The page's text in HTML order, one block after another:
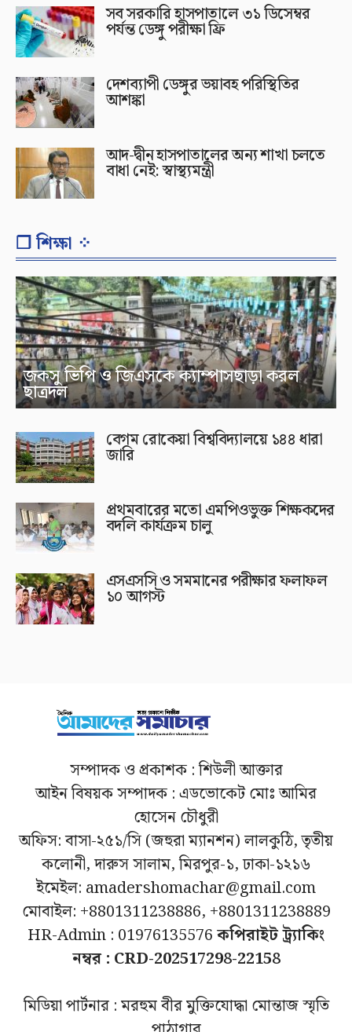
সব সরকারি হাসপাতালে ৩১ ডিসেম্বর
পর্যন্ত ডেঙ্গু পরীক্ষা ফ্রি
দেশব্যাপী ডেঙ্গুর ভয়াবহ পরিস্থিতির
আশঙ্কা
আদ-দ্বীন হাসপাতালের অন্য শাখা চলতে
বাধা নেই: স্বাস্থ্যমন্ত্রী
❐ শিক্ষা ⁘
জকসু ভিপি ও জিএসকে ক্যাম্পাসছাড়া করল
ছাত্রদল
বেগম রোকেয়া বিশ্ববিদ্যালয়ে ১৪৪ ধারা
জারি
প্রথমবারের মতো এমপিওভুক্ত শিক্ষকদের
বদলি কার্যক্রম চালু
এসএসসি ও সমমানের পরীক্ষার ফলাফল
১০ আগস্ট
সম্পাদক ও প্রকাশক : শিউলী আক্তার
আইন বিষয়ক সম্পাদক : এডভোকেট মোঃ আমির
হোসেন চৌধুরী
অফিস: বাসা-২৫১/সি (জহুরা ম্যানশন) লালকুঠি, তৃতীয়
কলোনী, দারুস সালাম, মিরপুর-১, ঢাকা-১২১৬
ইমেইল: amadershomachar@gmail.com
মোবাইল: +8801311238886, +8801311238889
HR-Admin : 01976135576কপিরাইট ট্র্যাকিং
নম্বর : CRD-202517298-22158
মিডিয়া পার্টনার : মরহুম বীর মুক্তিযোদ্ধা মোন্তাজ স্মৃতি